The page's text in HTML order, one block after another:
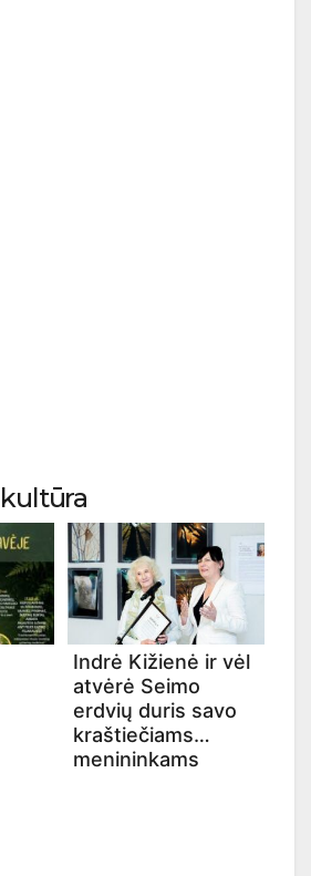
Indrė Kižienė ir vėl
atvėrė Seimo
erdvių duris savo
kraštiečiams
menininkams